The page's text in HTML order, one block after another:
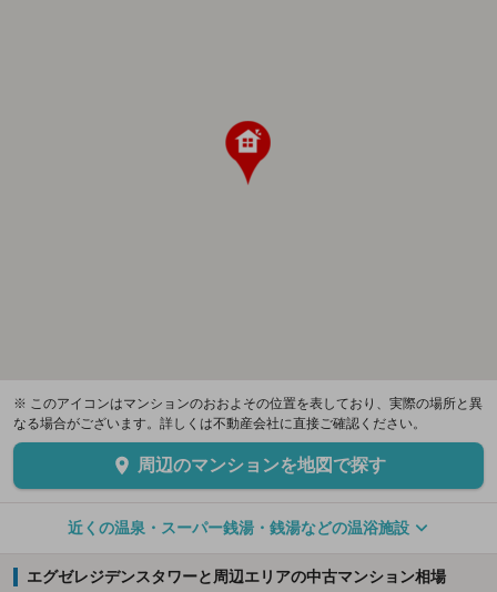
※ このアイコンはマンションのおおよその位置を表しており、実際の場所と異
なる場合がございます。詳しくは不動産会社に直接ご確認ください。
周辺のマンションを地図で探す
近くの温泉・スーパー銭湯・銭湯などの温浴施設
エグゼレジデンスタワーと周辺エリアの中古マンション相場